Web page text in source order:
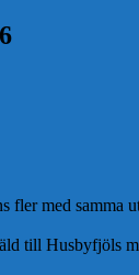
med samma
till Husbyfjöls